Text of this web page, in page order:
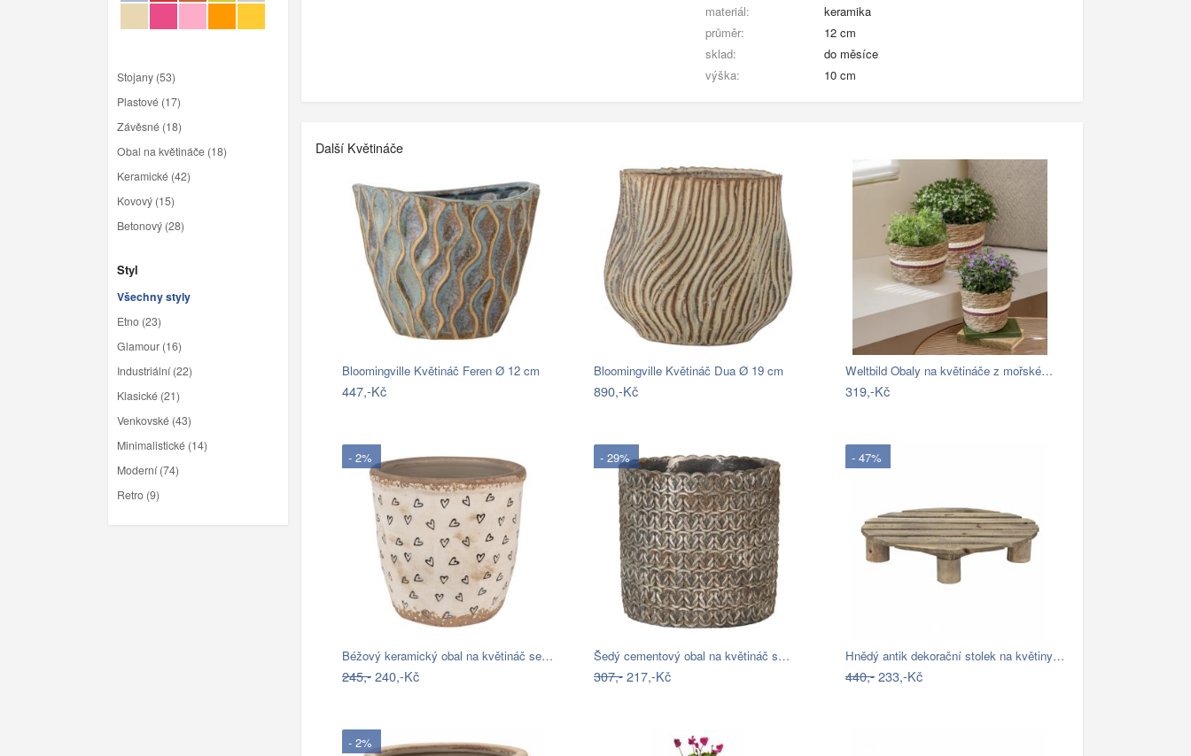
Stojany (53)
Plastové (17)
Závěsné (18)
Obal na květináče (18)
Keramické (42)
Kovový (15)
Betonový (28)
Styl
Všechny styly
Etno (23)
Glamour (16)
Industriální (22)
Klasické (21)
Venkovské (43)
Minimalistické (14)
Moderní (74)
Retro (9)
materiál:
keramika
průměr:
12 cm
sklad:
do měsíce
výška:
10 cm
Další Květináče
Bloomingville Květináč Feren Ø 12 cm
447,-Kč
Bloomingville Květináč Dua Ø 19 cm
890,-Kč
Weltbild Obaly na květináče z mořské…
319,-Kč
- 2%
Béžový keramický obal na květináč se…
245,-240,-Kč
- 29%
Šedý cementový obal na květináč s…
307,-217,-Kč
- 47%
Hnědý antik dekorační stolek na květiny…
440,-233,-Kč
- 2%